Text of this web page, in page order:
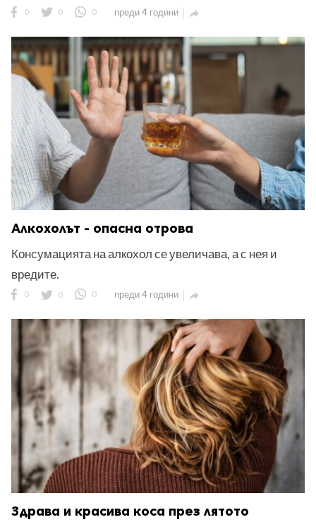
0 0 0 преди 4 години 
Алкохолът - опасна отрова
Консумацията на алкохол се увеличава, а с нея и
вредите.
0 0 0 преди 4 години 
Здрава и красива коса през лятото